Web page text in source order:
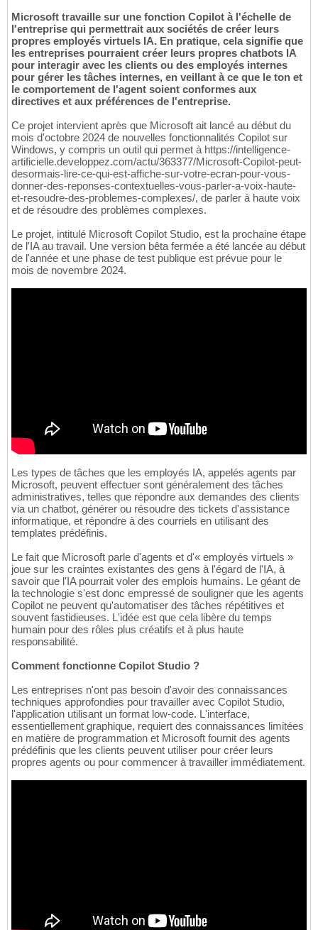
Microsoft travaille sur une fonction Copilot à l'échelle de
l'entreprise qui permettrait aux sociétés de créer leurs
propres employés virtuels IA. En pratique, cela signifie que
les entreprises pourraient créer leurs propres chatbots IA
pour interagir avec les clients ou des employés internes
pour gérer les tâches internes, en veillant à ce que le ton et
le comportement de l'agent soient conformes aux
directives et aux préférences de l'entreprise.
Ce projet intervient après que Microsoft ait lancé au début du
mois d'octobre 2024 de nouvelles fonctionnalités Copilot sur
Windows, y compris un outil qui permet à https://intelligence-
artificielle.developpez.com/actu/363377/Microsoft-Copilot-peut-
desormais-lire-ce-qui-est-affiche-sur-votre-ecran-pour-vous-
donner-des-reponses-contextuelles-vous-parler-a-voix-haute-
et-resoudre-des-problemes-complexes/, de parler à haute voix
et de résoudre des problèmes complexes.
Le projet, intitulé Microsoft Copilot Studio, est la prochaine étape
de l'IA au travail. Une version bêta fermée a été lancée au début
de l'année et une phase de test publique est prévue pour le
mois de novembre 2024.
Les types de tâches que les employés IA, appelés agents par
Microsoft, peuvent effectuer sont généralement des tâches
administratives, telles que répondre aux demandes des clients
via un chatbot, générer ou résoudre des tickets d'assistance
informatique, et répondre à des courriels en utilisant des
templates prédéfinis.
Le fait que Microsoft parle d'agents et d'« employés virtuels »
joue sur les craintes existantes des gens à l'égard de l'IA, à
savoir que l'IA pourrait voler des emplois humains. Le géant de
la technologie s'est donc empressé de souligner que les agents
Copilot ne peuvent qu'automatiser des tâches répétitives et
souvent fastidieuses. L'idée est que cela libère du temps
humain pour des rôles plus créatifs et à plus haute
responsabilité.
Comment fonctionne Copilot Studio ?
Les entreprises n'ont pas besoin d'avoir des connaissances
techniques approfondies pour travailler avec Copilot Studio,
l'application utilisant un format low-code. L'interface,
essentiellement graphique, requiert des connaissances limitées
en matière de programmation et Microsoft fournit des agents
prédéfinis que les clients peuvent utiliser pour créer leurs
propres agents ou pour commencer à travailler immédiatement.